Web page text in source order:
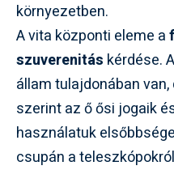
környezetben.
A vita központi eleme a
szuverenitás kérdése.
állam tulajdonában
szerint az ő ősi jogaik
használatuk
csupán a